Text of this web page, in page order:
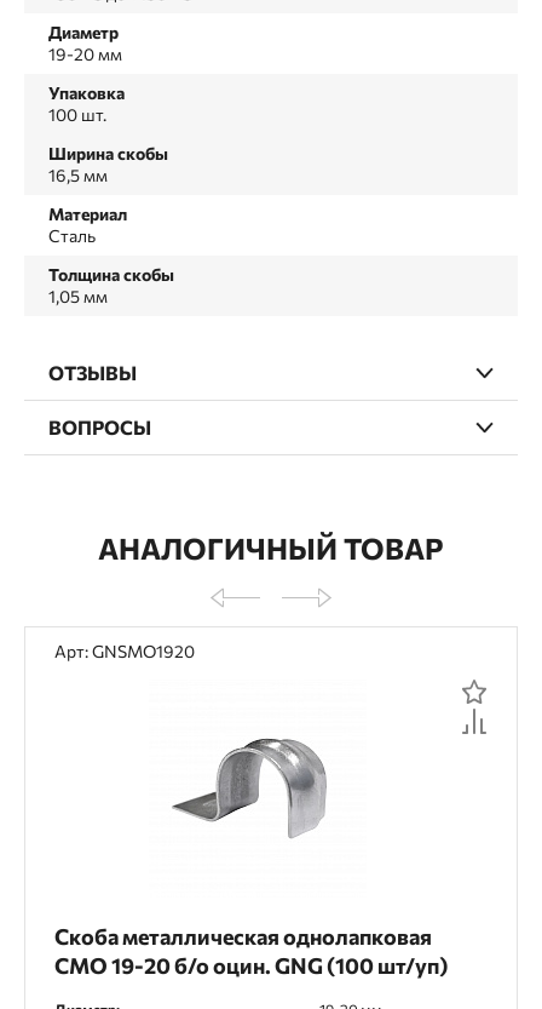
Диаметр
19-20 мм
Упаковка
100 шт.
Ширина скобы
16,5 мм
Материал
Сталь
Толщина скобы
1,05 мм
ОТЗЫВЫ
ВОПРОСЫ
АНАЛОГИЧНЫЙ ТОВАР
Арт: GNSMO1920
Скоба металлическая однолапковая
СМО 19-20 б/о оцин. GNG (100 шт/уп)